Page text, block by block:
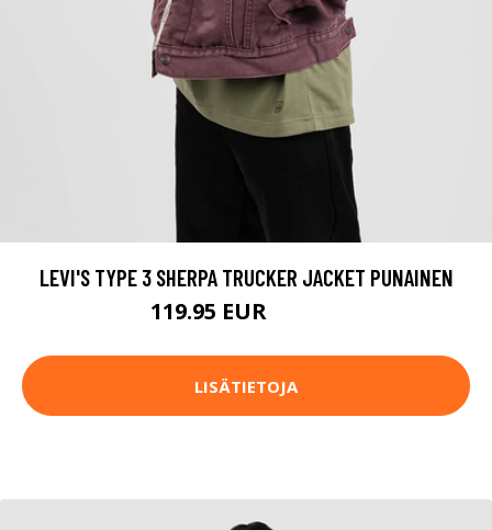
LEVI'S TYPE 3 SHERPA TRUCKER JACKET PUNAINEN
119.95 EUR
LISÄTIETOJA